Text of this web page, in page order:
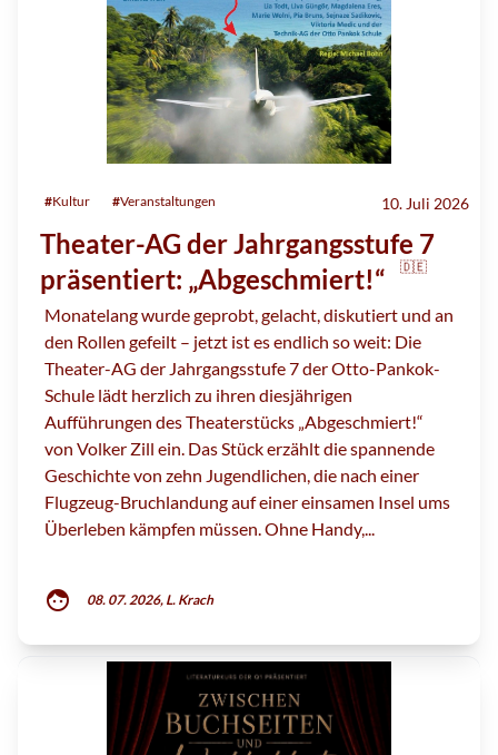
#Kultur #Veranstaltungen 10. Juli 2026
Theater-AG der Jahrgangsstufe 7
präsentiert: „Abgeschmiert!“
🇩🇪
Monatelang wurde geprobt, gelacht, diskutiert und an
den Rollen gefeilt – jetzt ist es endlich so weit: Die
Theater-AG der Jahrgangsstufe 7 der Otto-Pankok-
Schule lädt herzlich zu ihren diesjährigen
Aufführungen des Theaterstücks „Abgeschmiert!“
von Volker Zill ein. Das Stück erzählt die spannende
Geschichte von zehn Jugendlichen, die nach einer
Flugzeug-Bruchlandung auf einer einsamen Insel ums
Überleben kämpfen müssen. Ohne Handy,...
face 08. 07. 2026, L. Krach